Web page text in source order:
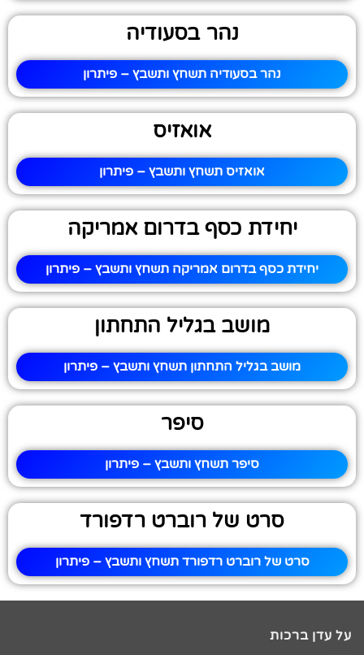
נהר בסעודיה
נהר בסעודיה תשחץ ותשבץ – פיתרון
אואזיס
אואזיס תשחץ ותשבץ – פיתרון
יחידת כסף בדרום אמריקה
יחידת כסף בדרום אמריקה תשחץ ותשבץ – פיתרון
מושב בגליל התחתון
מושב בגליל התחתון תשחץ ותשבץ – פיתרון
סיפר
סיפר תשחץ ותשבץ – פיתרון
סרט של רוברט רדפורד
סרט של רוברט רדפורד תשחץ ותשבץ – פיתרון
על עדן ברכות